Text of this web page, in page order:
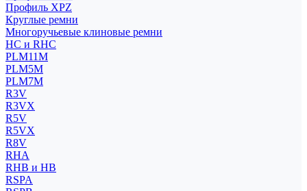
Профиль XPZ
Круглые ремни
Многоручьевые клиновые ремни
HC и RHC
PLM11M
PLM5M
PLM7M
R3V
R3VX
R5V
R5VX
R8V
RHA
RHB и HB
RSPA